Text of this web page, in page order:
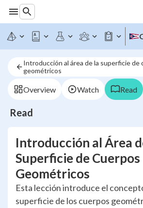
Introducción al área de la superficie de
geométricos
Overview Watch Read
Read
Introducción al Área
Superficie de Cuerpos
Geométricos
Esta lección introduce el
superficie de los cuerpos